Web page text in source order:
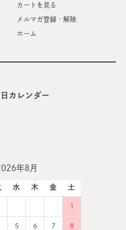
カートを見る
メルマガ登録・解除
ホーム
カレンダー
年8月
水 木 金 土
1
5 6 7 8